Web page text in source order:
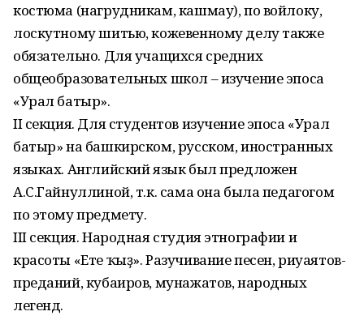
костюма (нагрудникам, кашмау), по войлоку,
лоскутному шитью, кожевенному делу также
обязательно. Для учащихся средних
общеобразовательных школ – изучение эпоса
«Урал батыр».
II секция. Для студентов изучение эпоса «Урал
батыр» на башкирском, русском, иностранных
языках. Английский язык был предложен
А.С.Гайнуллиной, т.к. сама она была педагогом
по этому предмету.
III секция. Народная студия этнографии и
красоты «Ете ҡыҙ». Разучивание песен, риуаятов-
преданий, кубаиров, мунажатов, народных
легенд.